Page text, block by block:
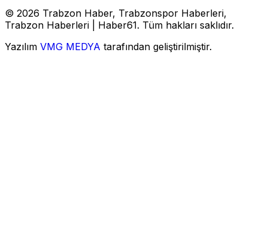
© 2026 Trabzon Haber, Trabzonspor Haberleri,
Trabzon Haberleri | Haber61. Tüm hakları saklıdır.
Yazılım VMG MEDYA tarafından geliştirilmiştir.